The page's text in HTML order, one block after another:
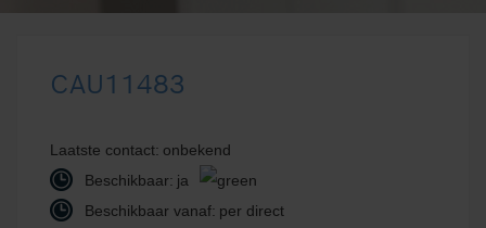
CAU11483
Laatste contact: onbekend
Beschikbaar: ja
Beschikbaar vanaf: per direct